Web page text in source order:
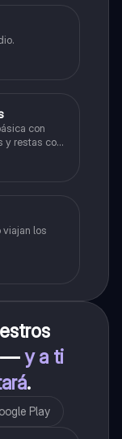
con
y restas con
viajan los
—y a ti
.
Play